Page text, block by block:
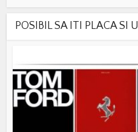
POSIBIL SA ITI PLACA SI